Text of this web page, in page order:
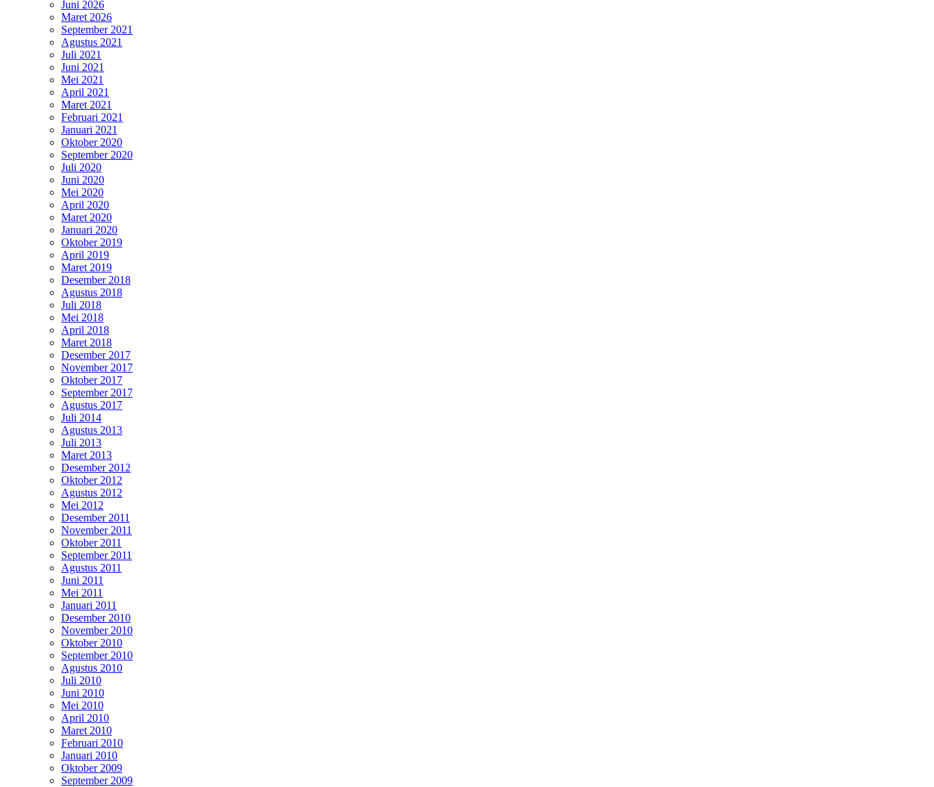
Juni 2026
Maret 2026
September 2021
Agustus 2021
Juli 2021
Juni 2021
Mei 2021
April 2021
Maret 2021
Februari 2021
Januari 2021
Oktober 2020
September 2020
Juli 2020
Juni 2020
Mei 2020
April 2020
Maret 2020
Januari 2020
Oktober 2019
April 2019
Maret 2019
Desember 2018
Agustus 2018
Juli 2018
Mei 2018
April 2018
Maret 2018
Desember 2017
November 2017
Oktober 2017
September 2017
Agustus 2017
Juli 2014
Agustus 2013
Juli 2013
Maret 2013
Desember 2012
Oktober 2012
Agustus 2012
Mei 2012
Desember 2011
November 2011
Oktober 2011
September 2011
Agustus 2011
Juni 2011
Mei 2011
Januari 2011
Desember 2010
November 2010
Oktober 2010
September 2010
Agustus 2010
Juli 2010
Juni 2010
Mei 2010
April 2010
Maret 2010
Februari 2010
Januari 2010
Oktober 2009
September 2009